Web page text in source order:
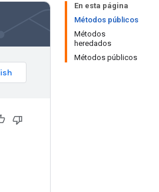
En esta página
Métodos públicos
Métodos
heredados
Métodos públicos